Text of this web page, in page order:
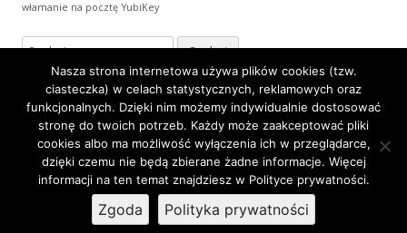
włamanie na pocztę YubiKey
Szukaj:
Zawartość
stopki
Polityka Prywatności·Icons made by Freepikfrom
www.flaticon.comis licensed byCC 3.0 BY· Korzystamy z
Tiny Framework
Nasza strona internetowa używa plików cookies (tzw.
ciasteczka) w celach statystycznych, reklamowych oraz
funkcjonalnych. Dzięki nim możemy indywidualnie dostosować
stronę do twoich potrzeb. Każdy może zaakceptować pliki
cookies albo ma możliwość wyłączenia ich w przeglądarce,
dzięki czemu nie będą zbierane żadne informacje. Więcej
informacji na ten temat znajdziesz w Polityce prywatności.
Zgoda Polityka prywatności